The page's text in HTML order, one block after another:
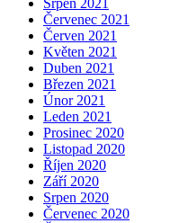
Červenec 2021
Červen 2021
Květen 2021
Duben 2021
Březen 2021
Únor 2021
Leden 2021
Prosinec 2020
Listopad 2020
Říjen 2020
Září 2020
Srpen 2020
Červenec 2020